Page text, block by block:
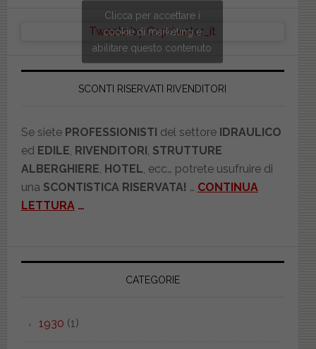
Tweets by Copriwater_it
Clicca per accettare i
cookie di marketing e
abilitare questo contenuto
SCONTI RISERVATI RIVENDITORI
Se siete PROFESSIONISTI del settore IDRAULICO
ed EDILE RIVENDITORI STRUTTURE
ALBERGHIERE HOTEL , ecc… potrete usufruire di
una SCONTISTICA RISERVATA! … CONTINUA
LETTURA …
CATEGORIE
1930 (1)